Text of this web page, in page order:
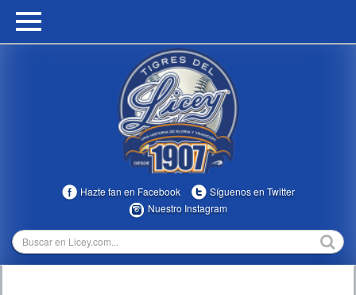
HOME
MULTIMEDIA
Hazte fan en Facebook
Síguenos en Twitter
Nuestro Instagram